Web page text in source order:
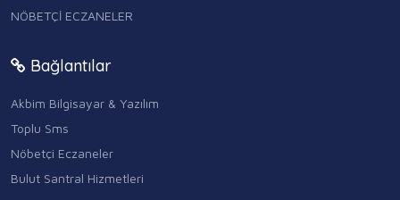
NÖBETÇİ ECZANELER
Bağlantılar
Akbim Bilgisayar & Yazılım
Toplu Sms
Nöbetçi Eczaneler
Bulut Santral Hizmetleri